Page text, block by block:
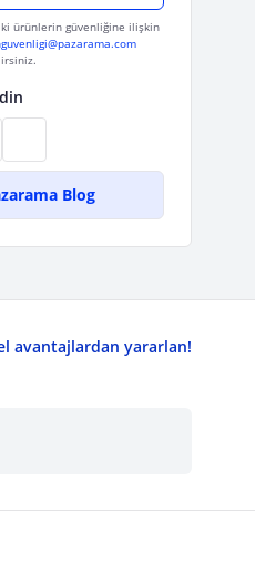
ürünlerin güvenliğine ilişkin
Blog
avantajlardan yararlan!